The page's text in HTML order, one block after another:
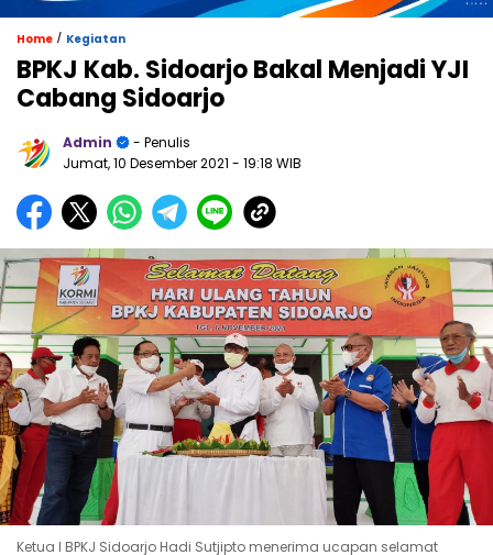
Home / Kegiatan
BPKJ Kab. Sidoarjo Bakal Menjadi YJI
Cabang Sidoarjo
Admin
- Penulis
Jumat, 10 Desember 2021 - 19:18 WIB
Ketua I BPKJ Sidoarjo Hadi Sutjipto menerima ucapan selamat